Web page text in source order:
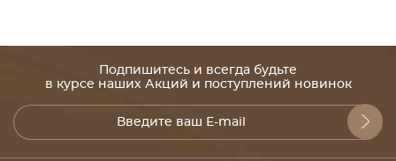
Подпишитесь и всегда будьте
в курсе наших Акций и поступлений новинок